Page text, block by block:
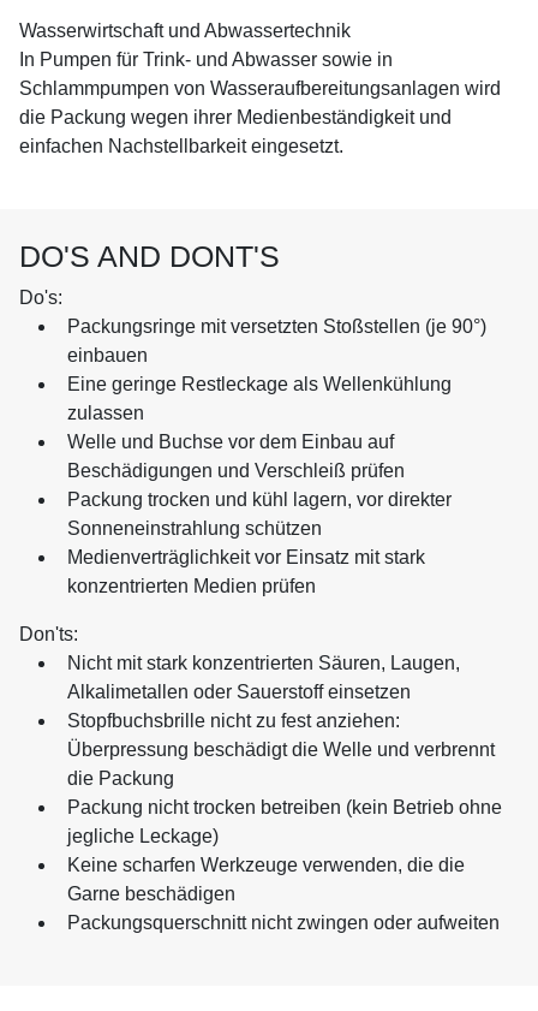
Wasserwirtschaft und Abwassertechnik
In Pumpen für Trink- und Abwasser sowie in
Schlammpumpen von Wasseraufbereitungsanlagen wird
die Packung wegen ihrer Medienbeständigkeit und
einfachen Nachstellbarkeit eingesetzt.
DO'S AND DONT'S
Do's:
Packungsringe mit versetzten Stoßstellen (je 90°)
einbauen
Eine geringe Restleckage als Wellenkühlung
zulassen
Welle und Buchse vor dem Einbau auf
Beschädigungen und Verschleiß prüfen
Packung trocken und kühl lagern, vor direkter
Sonneneinstrahlung schützen
Medienverträglichkeit vor Einsatz mit stark
konzentrierten Medien prüfen
Don'ts:
Nicht mit stark konzentrierten Säuren, Laugen,
Alkalimetallen oder Sauerstoff einsetzen
Stopfbuchsbrille nicht zu fest anziehen:
Überpressung beschädigt die Welle und verbrennt
die Packung
Packung nicht trocken betreiben (kein Betrieb ohne
jegliche Leckage)
Keine scharfen Werkzeuge verwenden, die die
Garne beschädigen
Packungsquerschnitt nicht zwingen oder aufweiten